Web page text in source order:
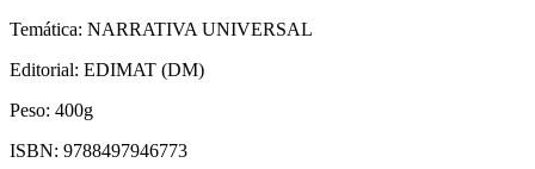
Temática: NARRATIVA UNIVERSAL
Editorial: EDIMAT (DM)
Peso: 400g
ISBN: 9788497946773